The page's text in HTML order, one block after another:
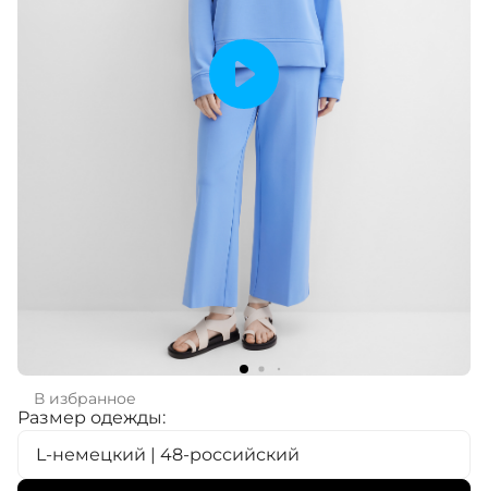
В избранное
Размер одежды:
L-немецкий | 48-российский